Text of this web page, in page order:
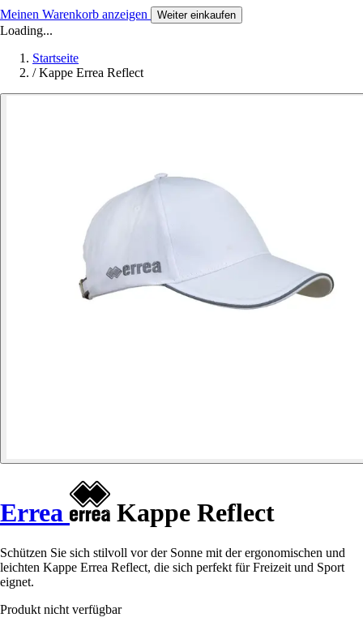
Meinen Warenkorb anzeigen Weiter einkaufen
Loading...
Startseite
/ Kappe Errea Reflect
Errea Kappe Reflect
Schützen Sie sich stilvoll vor der Sonne mit der ergonomischen und
leichten Kappe Errea Reflect, die sich perfekt für Freizeit und Sport
eignet.
Produkt nicht verfügbar